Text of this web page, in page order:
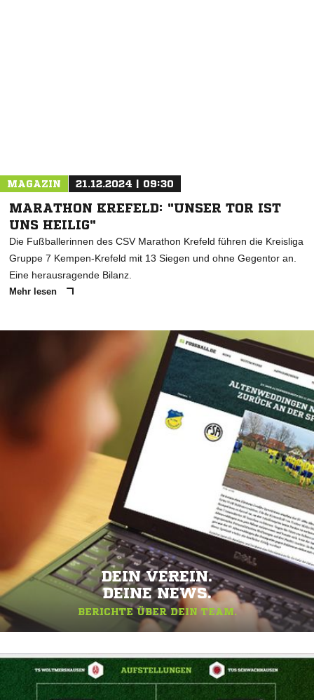
MAGAZIN 21.12.2024 | 09:30
MARATHON KREFELD: "UNSER TOR IST
UNS HEILIG"
Die Fußballerinnen des CSV Marathon Krefeld führen die Kreisliga
Gruppe 7 Kempen-Krefeld mit 13 Siegen und ohne Gegentor an.
Eine herausragende Bilanz.
Mehr lesen
DEIN VEREIN.
DEINE NEWS.
BERICHTE ÜBER DEIN TEAM.